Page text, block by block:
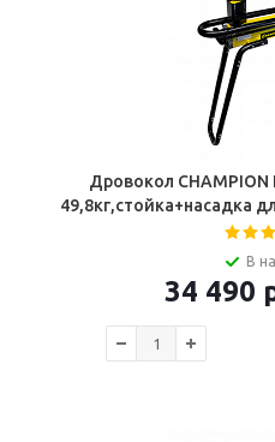
Дровокол CHAMPION
49,8кг,стойка+насадка
В
34 490